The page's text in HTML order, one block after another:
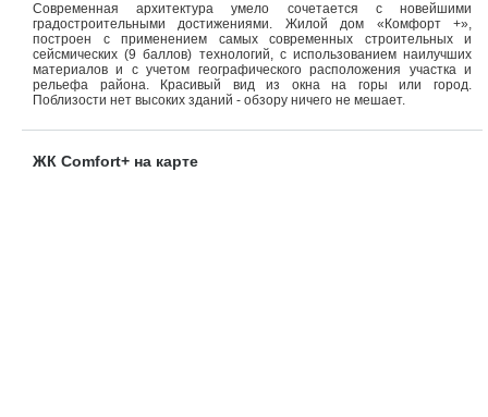
Современная архитектура умело сочетается с новейшими
градостроительными достижениями. Жилой дом «Комфорт +»,
построен с применением самых современных строительных и
сейсмических (9 баллов) технологий, с использованием наилучших
материалов и с учетом географического расположения участка и
рельефа района. Красивый вид из окна на горы или город.
Поблизости нет высоких зданий - обзору ничего не мешает.
ЖК Comfort+ на карте